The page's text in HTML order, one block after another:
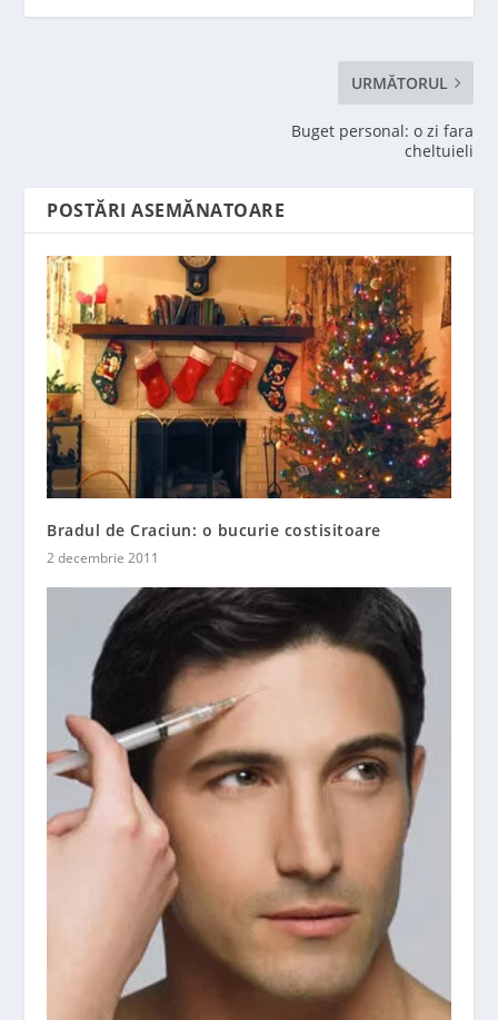
URMĂTORUL
Buget personal: o zi fara
cheltuieli
POSTĂRI ASEMĂNATOARE
Bradul de Craciun: o bucurie costisitoare
2 decembrie 2011